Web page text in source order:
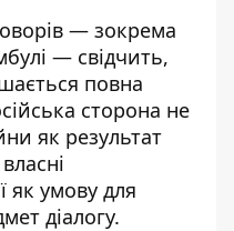
— зокрема
— свідчить,
повна
сторона не
як результат
як умову для
діалогу.